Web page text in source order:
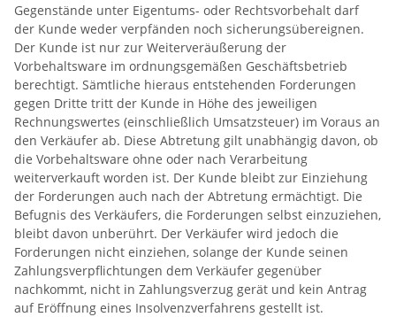
Gegenstände unter Eigentums- oder Rechtsvorbehalt darf
der Kunde weder verpfänden noch sicherungsübereignen.
Der Kunde ist nur zur Weiterveräußerung der
Vorbehaltsware im ordnungsgemäßen Geschäftsbetrieb
berechtigt. Sämtliche hieraus entstehenden Forderungen
gegen Dritte tritt der Kunde in Höhe des jeweiligen
Rechnungswertes (einschließlich Umsatzsteuer) im Voraus an
den Verkäufer ab. Diese Abtretung gilt unabhängig davon, ob
die Vorbehaltsware ohne oder nach Verarbeitung
weiterverkauft worden ist. Der Kunde bleibt zur Einziehung
der Forderungen auch nach der Abtretung ermächtigt. Die
Befugnis des Verkäufers, die Forderungen selbst einzuziehen,
bleibt davon unberührt. Der Verkäufer wird jedoch die
Forderungen nicht einziehen, solange der Kunde seinen
Zahlungsverpflichtungen dem Verkäufer gegenüber
nachkommt, nicht in Zahlungsverzug gerät und kein Antrag
auf Eröffnung eines Insolvenzverfahrens gestellt ist.